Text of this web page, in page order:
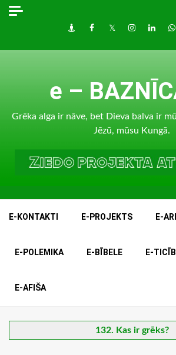
Skip
DraugiemFacebook
TwitterInstagram
e –
Grēka alga ir nāve, bet Dieva balva ir
Jēzū, mūsu Kungā.
E-KONTAKTI E-PROJEKTS E-
E-POLEMIKA E-BĪBELE E-
E-AFIŠA
132. Kas ir grēks?